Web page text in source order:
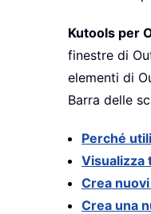
Kutools per
finestre di
elementi di
Barra delle
Perché
Visualizza
Crea
Crea una